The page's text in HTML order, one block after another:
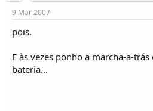
9 Mar 2007
pois.
E às vezes ponho a marcha-a-trás
bateria...